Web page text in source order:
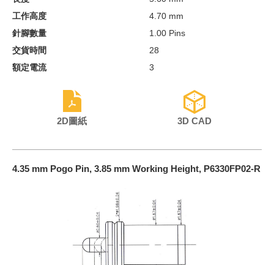
工作高度
4.70 mm
針腳數量
1.00 Pins
交貨時間
28
額定電流
3
2D圖紙 3D CAD
4.35 mm Pogo Pin, 3.85 mm Working Height, P6330FP02-R